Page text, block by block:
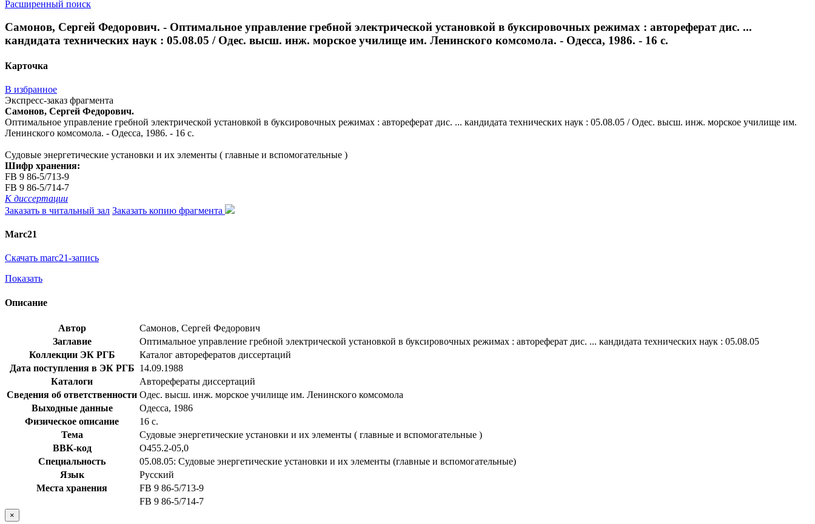
Расширенный поиск
Самонов, Сергей Федорович. - Оптимальное управление гребной электрической установкой в буксировочных режимах : автореферат дис. ...
кандидата технических наук : 05.08.05 / Одес. высш. инж. морское училище им. Ленинского комсомола. - Одесса, 1986. - 16 с.
Карточка
В избранное
Экспресс-заказ фрагмента
Самонов, Сергей Федорович.
Оптимальное управление гребной электрической установкой в буксировочных режимах : автореферат дис. ... кандидата технических наук : 05.08.05 / Одес. высш. инж. морское училище им.
Ленинского комсомола. - Одесса, 1986. - 16 с.
Судовые энергетические установки и их элементы ( главные и вспомогательные )
Шифр хранения:
FB 9 86-5/713-9
FB 9 86-5/714-7
К диссертации
Заказать в читальный зал Заказать копию фрагмента
Marc21
Скачать marc21-запись
Показать
Описание
Автор
Самонов, Сергей Федорович
Заглавие
Оптимальное управление гребной электрической установкой в буксировочных режимах : автореферат дис. ... кандидата технических наук : 05.08.05
Коллекции ЭК РГБ
Каталог авторефератов диссертаций
Дата поступления в ЭК РГБ 14.09.1988
Каталоги
Авторефераты диссертаций
Сведения об ответственности Одес. высш. инж. морское училище им. Ленинского комсомола
Выходные данные
Одесса, 1986
Физическое описание
16 с.
Тема
Судовые энергетические установки и их элементы ( главные и вспомогательные )
BBK-код
О455.2-05,0
Специальность
05.08.05: Судовые энергетические установки и их элементы (главные и вспомогательные)
Язык
Русский
Места хранения
FB 9 86-5/713-9
FB 9 86-5/714-7
×